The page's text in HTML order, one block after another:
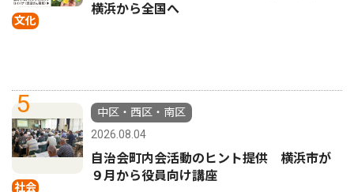
文化
横浜から全国へ
5
社会
中区・西区・南区
2026.08.04
自治会町内会活動のヒント提供 横浜市が
９月から役員向け講座